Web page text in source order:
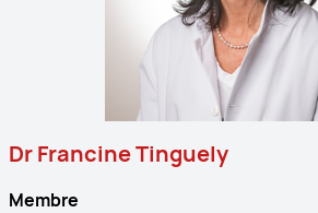
Dr Francine Tinguely
Membre